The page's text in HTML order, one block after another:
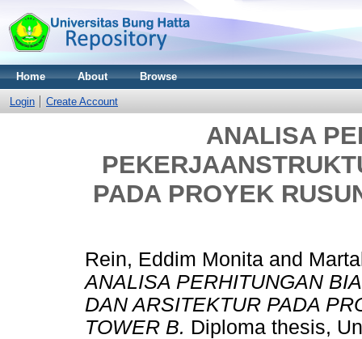
Home About Browse
Login Create Account
ANALISA
PADA PROYEK
Rein, Eddim Monita and
ANALISA PERHITUNGAN
DAN ARSITEKTUR PADA
TOWER B. Diploma thesis,